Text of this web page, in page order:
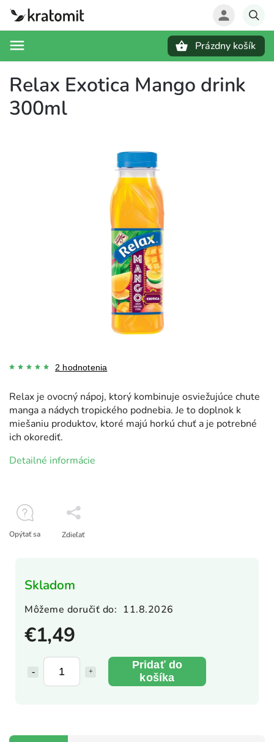
Prázdny košík
Relax Exotica Mango drink
300ml
2 hodnotenia
€1,49
Pridať do
košíka
Skladom
Môžeme doručiť do: 11.8.2026
Relax je ovocný nápoj, ktorý kombinuje osviežujúce chute
manga a nádych tropického podnebia. Je to doplnok k
miešaniu produktov, ktoré majú horkú chuť a je potrebné
ich okorediť.
Detailné informácie
Opýtať sa Zdieľať